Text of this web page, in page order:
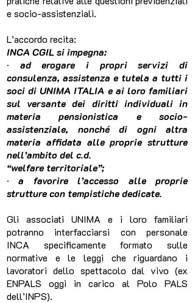
e socio-assistenziali.
L’accordo recita:
INCA CGIL si impegna:
· ad erogare i propri servizi di
consulenza, assistenza e tutela a tutti i
soci di UNIMA ITALIA e ai loro familiari
sul versante dei diritti individuali in
materia pensionistica e socio-
assistenziale, nonché di ogni altra
materia affidata alle proprie strutture
nell’ambito del c.d.
“welfare territoriale”;
·a favorire l’accesso alle proprie
strutture con tempistiche dedicate.
Gli associati UNIMA e i loro familiari
potranno interfacciarsi con personale
INCA specificamente formato sulle
normative e le leggi che riguardano i
lavoratori dello spettacolo dal vivo (ex
ENPALS oggi in carico al Polo PALS
dell’INPS).